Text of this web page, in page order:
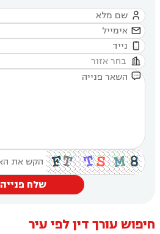





שלח פנייה
חיפוש עורך דין לפי עיר